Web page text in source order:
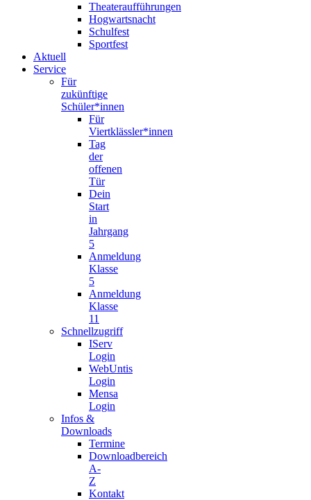
Theateraufführungen
Hogwartsnacht
Schulfest
Sportfest
Aktuell
Service
Für
zukünftige
Schüler*innen
Für
Viertklässler*innen
Tag
der
offenen
Tür
Dein
Start
in
Jahrgang
5
Anmeldung
Klasse
5
Anmeldung
Klasse
11
Schnellzugriff
IServ
Login
WebUntis
Login
Mensa
Login
Infos &
Downloads
Termine
Downloadbereich
A-
Z
Kontakt